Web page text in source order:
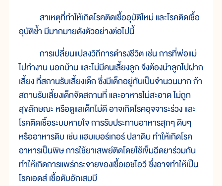
สาเหตุที่ทำให้เกิดโรคติดเชื้ออุบัติใหม่ และโรคติดเชื้อ
อุบัติซ้ำ มีมากมายดังตัวอย่างต่อไปนี้
การเปลี่ยนแปลงวิถีการดำรงชีวิต เช่น การที่พ่อแม่
ไปทำงาน นอกบ้าน และไม่มีคนเลี้ยงลูก จึงต้องนำลูกไปฝาก
เลี้ยง ที่สถานรับเลี้ยงเด็ก ซึ่งมีเด็กอยู่กันเป็นจำนวนมาก ถ้า
สถานรับเลี้ยงเด็กจัดสถานที่ และอาหารไม่สะอาด ไม่ถูก
สุขลักษณะ หรือดูแลเด็กไม่ดี อาจเกิดโรคอุจจาระร่วง และ
โรคติดเชื้อระบบหายใจ การรับประทานอาหารสุกๆ ดิบๆ
หรืออาหารดิบ เช่น แฮมเบอร์เกอร์ ปลาดิบ ทำให้เกิดโรค
อาหารเป็นพิษ การใช้ยาเสพย์ติดโดยใช้เข็มฉีดยาร่วมกัน
ทำให้เกิดการแพร่กระจายของเชื้อเอชไอวี ซึ่งอาจทำให้เป็น
โรคเอดส์ เชื้อตับอักเสบบี